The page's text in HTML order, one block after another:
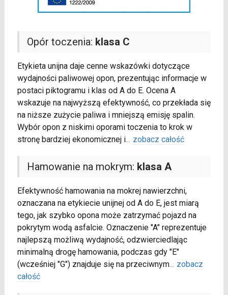
Opór toczenia: klasa C
Etykieta unijna daje cenne wskazówki dotyczące
wydajności paliwowej opon, prezentując informacje w
postaci piktogramu i klas od A do E. Ocena A
wskazuje na najwyższą efektywność, co przekłada się
na niższe zużycie paliwa i mniejszą emisję spalin.
Wybór opon z niskimi oporami toczenia to krok w
stronę bardziej ekonomicznej i... zobacz całość
Hamowanie na mokrym: klasa A
Efektywność hamowania na mokrej nawierzchni,
oznaczana na etykiecie unijnej od A do E, jest miarą
tego, jak szybko opona może zatrzymać pojazd na
pokrytym wodą asfalcie. Oznaczenie "A" reprezentuje
najlepszą możliwą wydajność, odzwierciedlając
minimalną drogę hamowania, podczas gdy "E"
(wcześniej "G") znajduje się na przeciwnym... zobacz
całość